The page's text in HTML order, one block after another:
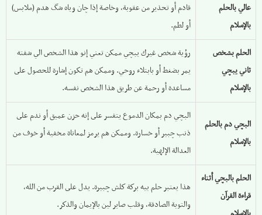
عالي بالحلم
بالإسلام
قادم أو تحذير من عقوبة، وخاصة إذا چان وياه شگ هدم (ملابس)
أو لطم.
الحلم بشخص
ثاني يبچي
بالإسلام
رؤية شخص غيرك يبچي ممكن تعني إنو هذا الشخص الي شفته
يمر بضغط أو بابتلاء روحي. وممكن هم تكون إشارة للحصول على
مساعدة أو رحمة عن طريق هذا الشخص نفسه.
البچي دم بالحلم
بالإسلام
البچي دم بمكان الدموع يتفسر على إنه حزن عميق أو ندم على
ذنب چبير أو خسارة. وممكن هم يرمز لمعاناة مخفية أو خوف من
العدالة الإلهية.
الحلم بالبچي أثناء
قراءة القرآن
هذا يعتبر حلم بيه بركة كلش چبيرة. يدل على القرب من الله،
والتوبة الصادقة، وقلب صاير لين بالإيمان والذكر.